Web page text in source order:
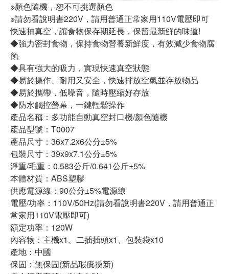
※顏色隨機，恕不可挑選顏色
※請勿看說明書220V，請用普通正常家用110V電壓即可
快速抽真空，讓食物保存期延長，保留最新鮮的味道!
◆強力密封食物，保持食物營養新鮮度，有效減少食物腐
蝕
◆具有強大的吸力，實現快速真空狀態
◆易於操作、耐用又安全，快速排放空氣並存放物品
◆易於攜帶，低噪音，隨時壓縮好存放
◆防水觸控螢幕，一鍵輕鬆操作
產品名稱：多功能自動真空封口機/顏色隨機
產品型號：T0007
產品尺寸：36x7.2x6公分±5%
包裝尺寸：39x9x7.1公分±5%
淨重/毛重：0.583公斤/0.641公斤±5%
本體材質：ABS塑膠
供應電源線：90公分±5%電源線
電壓/功率：110V/50Hz(請勿看說明書220V，請用普通正
常家用110V電壓即可)
額定功率：120W
內容物：主機x1、二插插頭x1、包裝袋x10
產地：中國
保固：無保固(新品瑕疵換新)